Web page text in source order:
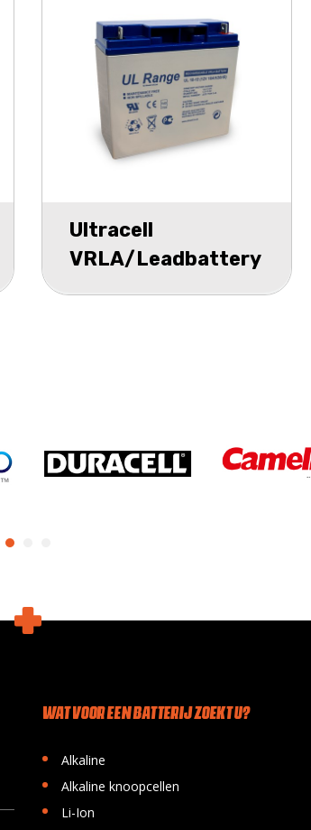
Ultracell
VRLA/Leadbattery
WAT VOOR EEN BATTERIJ ZOEKT U?
• Alkaline
• Alkaline knoopcellen
• Li-Ion